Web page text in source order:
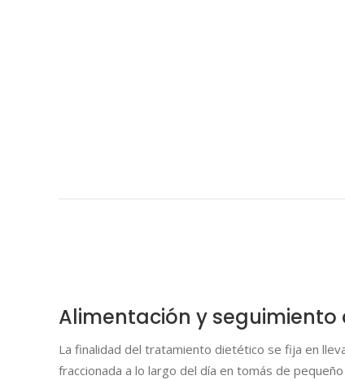
Alimentación y seguimiento
La finalidad del tratamiento dietético se fija en
fraccionada a lo largo del día en tomás de